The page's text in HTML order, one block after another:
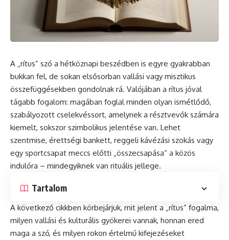
A „rítus” szó a hétköznapi beszédben is egyre gyakrabban
bukkan fel, de sokan elsősorban vallási vagy misztikus
összefüggésekben gondolnak rá. Valójában a rítus jóval
tágabb fogalom: magában foglal minden olyan ismétlődő,
szabályozott cselekvéssort, amelynek a résztvevők számára
kiemelt, sokszor szimbolikus jelentése van. Lehet
szentmise, érettségi bankett, reggeli kávézási szokás vagy
egy sportcsapat meccs előtti „összecsapása” a közös
indulóra – mindegyiknek van rituális jellege.
Tartalom
A következő cikkben körbejárjuk, mit jelent a „rítus” fogalma,
milyen vallási és kulturális gyökerei vannak, honnan ered
maga a szó, és milyen rokon értelmű kifejezéseket